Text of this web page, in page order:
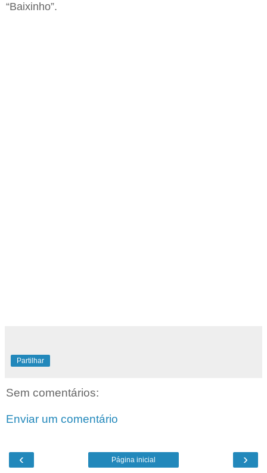
“Baixinho”.
Partilhar
Sem comentários:
Enviar um comentário
‹ ›
Página inicial